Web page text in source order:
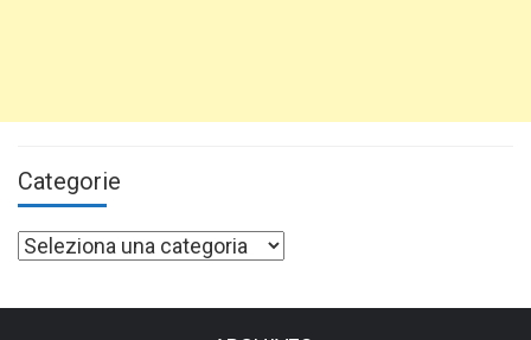
Categorie
Categorie